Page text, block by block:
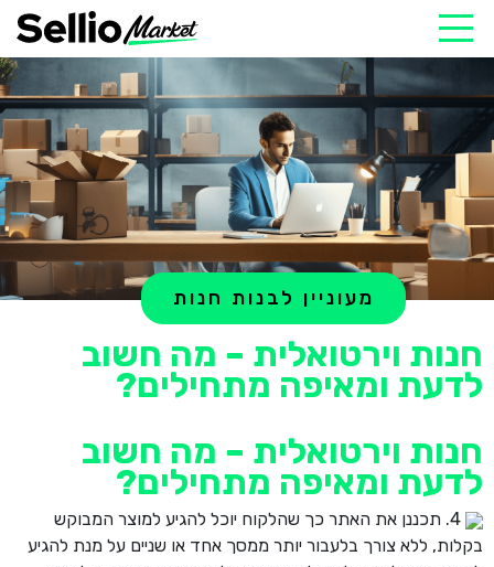
חנות וירטואלית – מה חשוב
לדעת ומאיפה מתחילים?
מעוניין לבנות חנות
חנות וירטואלית – מה חשוב
לדעת ומאיפה מתחילים?
4. תכננן את האתר כך שהלקוח יוכל להגיע למוצר המבוקש
בקלות, ללא צורך בלעבור יותר ממסך אחד או שניים על מנת להגיע